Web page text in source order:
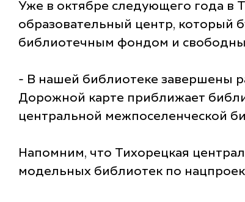
Уже в октябре следующего года в
образовательный центр,
библиотечным фондом и
- В нашей библиотеке завершены
Дорожной карте приближает
центральной межпоселенческой
Напомним, что Тихорецкая
модельных библиотек по